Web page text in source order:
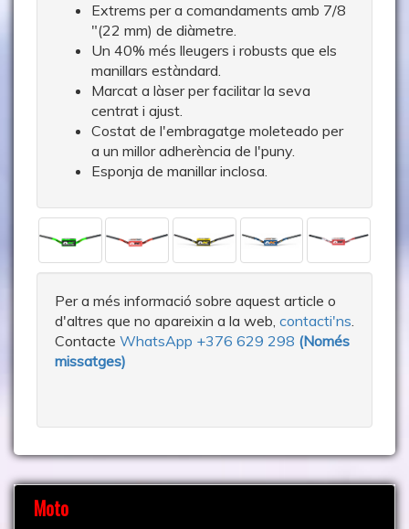
Extrems per a comandaments amb 7/8
"(22 mm) de diàmetre.
Un 40% més lleugers i robusts que els
manillars estàndard.
Marcat a làser per facilitar la seva
centrat i ajust.
Costat de l'embragatge moleteado per
a un millor adherència de l'puny.
Esponja de manillar inclosa.
Per a més informació sobre aquest article o
d'altres que no apareixin a la web, contacti'ns
Contacte WhatsApp +376 629 298 (Només
missatges)
Moto